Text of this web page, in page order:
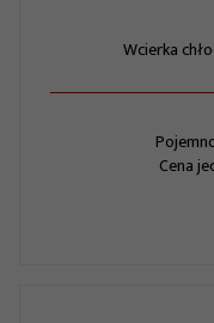
Wcierka
Cena